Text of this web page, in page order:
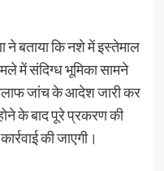
ने बताया कि नशे में इस्तेमाल
में संदिग्ध भूमिका सामने
जांच के आदेश जारी कर
के बाद पूरे प्रकरण की
की जाएगी।